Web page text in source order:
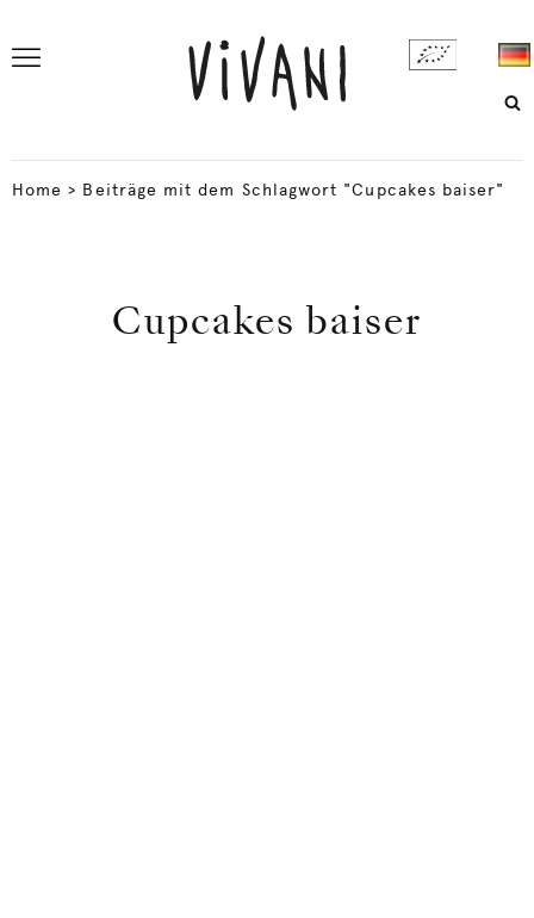
Home > Beiträge mit dem Schlagwort "Cupcakes baiser"
Cupcakes baiser